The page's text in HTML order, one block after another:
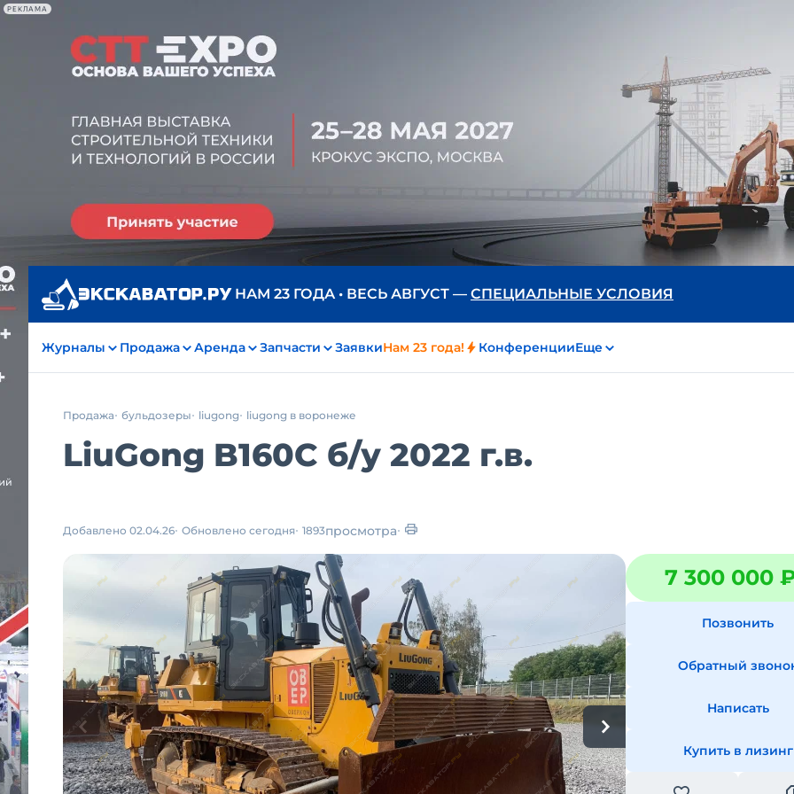
РЕКЛАМА
НАМ 23 ГОДА • ВЕСЬ АВГУСТ — СПЕЦИАЛЬНЫЕ УСЛОВИЯ
Журналы Продажа Аренда Запчасти ЗаявкиНам 23 года! КонференцииЕще
Продажа бульдозеры liugong liugong в воронеже
LiuGong B160C б/у 2022 г.в.
Добавлено 02.04.26 Обновлено сегодня 1893просмотра
7 300 000
Позвонить
Обратный
Написать
Купить в лизинг